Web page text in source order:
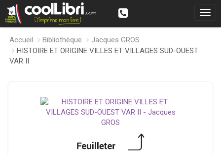
Accueil Bibliothèque
Jacques GROS
HISTOIRE ET ORIGINE VILLES ET VILLAGES SUD-OUEST
VAR II